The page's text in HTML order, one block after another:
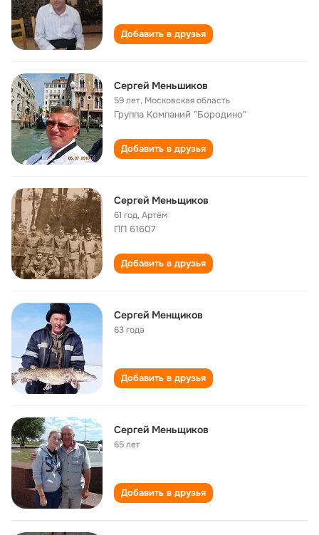
Добавить в друзья
Ceргeй Meньшикoв
59 лет, Московская область
Группа Компаний "Бородино"
Добавить в друзья
Сергей Меньщиков
61 год,Артём
ПП 61607
Добавить в друзья
Сергей Менщиков
63 года
Добавить в друзья
Сергей Меньщиков
65 лет
Добавить в друзья